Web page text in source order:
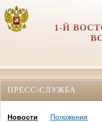
1-Й
ПРЕСС-СЛУЖБА
Новости
Положения